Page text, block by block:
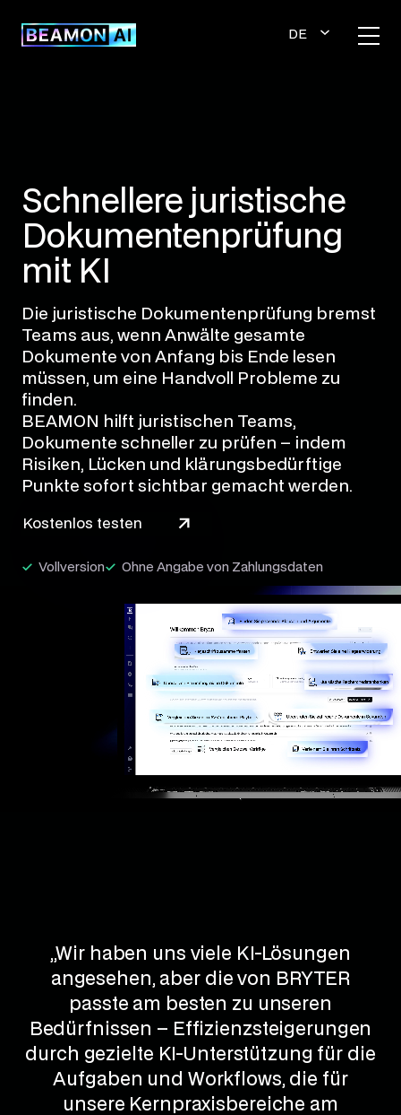
Inhalt
DE
Schnellere juristische
Dokumentenprüfung
mit KI
Die juristische Dokumentenprüfung bremst
Teams aus, wenn Anwälte gesamte
Dokumente von Anfang bis Ende lesen
müssen, um eine Handvoll Probleme zu
finden.
BEAMON hilft juristischen Teams,
Dokumente schneller zu prüfen – indem
Risiken, Lücken und klärungsbedürftige
Punkte sofort sichtbar gemacht werden.
Kostenlos testen
Vollversion Ohne Angabe von Zahlungsdaten
„Wir haben uns viele KI-Lösungen
angesehen, aber die von BRYTER
passte am besten zu unseren
Bedürfnissen – Effizienzsteigerungen
durch gezielte KI-Unterstützung für die
Aufgaben und Workflows, die für
unsere Kernpraxisbereiche am